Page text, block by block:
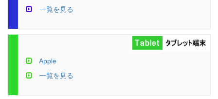
一覧を見る
Apple
一覧を見る